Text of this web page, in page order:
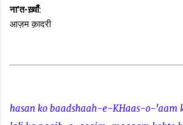
ना'त-ख़्वाँ:
आज़म क़ादरी
hasan ko baadshaah-e-KHaas-o-'aam